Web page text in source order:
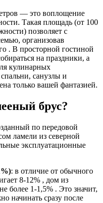
— это воплощение
Такая площадь (от 100
позволяет с
организовав
. В просторной гостиной
на праздники, а
кулинарных
санузлы и
только вашей фантазией.
брус?
по передовой
ламели из северной
эксплуатационные
: в отличие от обычного
8-12% , дом из
более 1-1,5% . Это значит,
начинать сразу после